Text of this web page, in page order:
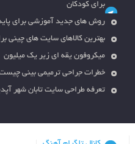
برای کودکان
روش های جدید آموزشی برای
بهترین کالاهای سایت های چینی
میکروفون یقه ای زیر یک میلیون
خطرات جراحی ترمیمی بینی
تعرفه طراحی سایت تابان شهر